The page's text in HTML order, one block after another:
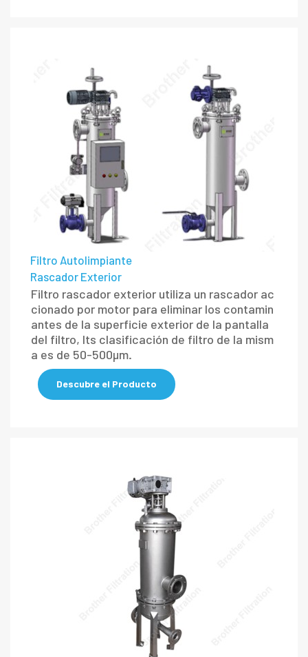
Filtro Autolimpiante
Rascador Exterior
Filtro rascador exterior utiliza un rascador ac
cionado por motor para eliminar los contamin
antes de la superficie exterior de la pantalla
del filtro, lts clasificación de filtro de la mism
a es de 50-500μm.
Descubre el Producto